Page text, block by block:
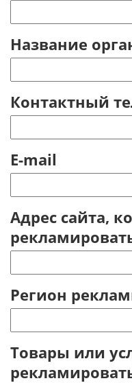
Название
Контактный
E-mail
Адрес сайта,
Регион
Товары или